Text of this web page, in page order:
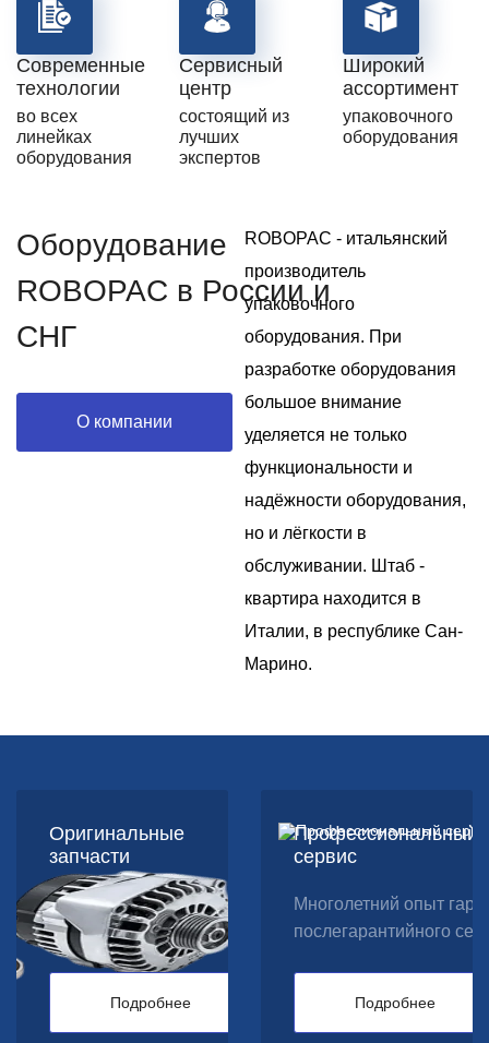
Современные
технологии
во всех
линейках
оборудования
Сервисный
центр
состоящий из
лучших
экспертов
Широкий
ассортимент
упаковочного
оборудования
Оборудование
ROBOPAC в России и
СНГ
О компании
ROBOPAC - итальянский
производитель
упаковочного
оборудования. При
разработке оборудования
большое внимание
уделяется не только
функциональности и
надёжности оборудования,
но и лёгкости в
обслуживании. Штаб -
квартира находится в
Италии, в республике Сан-
Марино.
Оригинальные
запчасти
Продажа оригинальных запчастей для
упаковочного оборудования ROBOPAC
Подробнее
Профессиональный
сервис
Многолетний опыт
послегарантийного
Подробнее